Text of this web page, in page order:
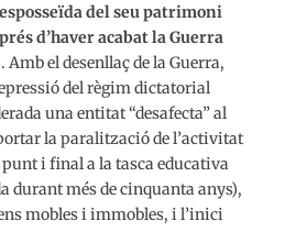
del seu patrimoni
d’haver acabat la Guerra
. Amb el desenllaç de la Guerra,
del règim dictatorial
una entitat “desafecta” al
la paralització de l’activitat
i final a la tasca educativa
durant més de cinquanta anys),
mobles i immobles, i l’inici